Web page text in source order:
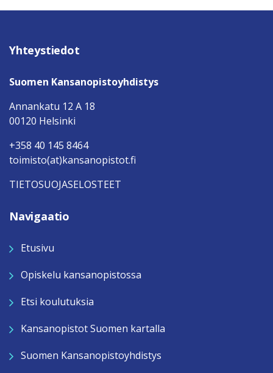
Yhteystiedot
Suomen Kansanopistoyhdistys
Annankatu 12 A 18
00120 Helsinki
+358 40 145 8464
toimisto(at)kansanopistot.fi
TIETOSUOJASELOSTEET
Navigaatio
Etusivu
Opiskelu kansanopistossa
Etsi koulutuksia
Kansanopistot Suomen kartalla
Suomen Kansanopistoyhdistys